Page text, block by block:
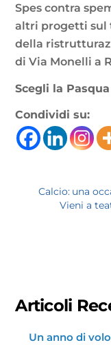
Spes contra
altri progetti sul
della
di Via Monelli a
Scegli la
Condividi su:
Calcio: una
Vieni a
Articoli
Un anno di